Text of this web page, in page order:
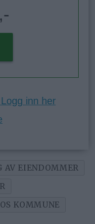
inn her
AV EIENDOMMER
KOMMUNE